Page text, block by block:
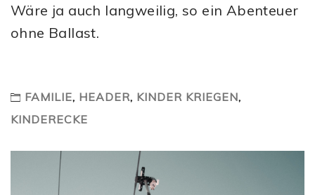
Wäre ja auch langweilig, so ein Abenteuer
ohne Ballast.
FAMILIE, HEADER, KINDER KRIEGEN,
KINDERECKE